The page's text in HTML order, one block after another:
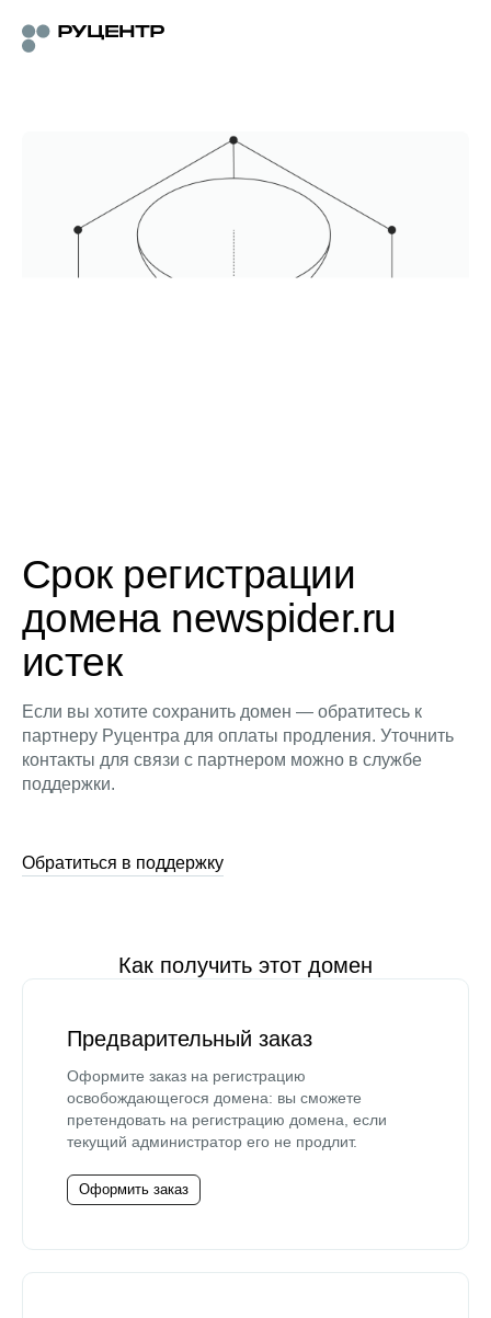
Срок регистрации
домена newspider.ru
истек
Если вы хотите сохранить домен — обратитесь к
партнеру Руцентра для оплаты продления. Уточнить
контакты для связи с партнером можно в службе
поддержки.
Обратиться в поддержку
Как получить этот домен
Предварительный заказ
Оформите заказ на регистрацию
освобождающегося домена: вы сможете
претендовать на регистрацию домена, если
текущий администратор его не продлит.
Оформить заказ